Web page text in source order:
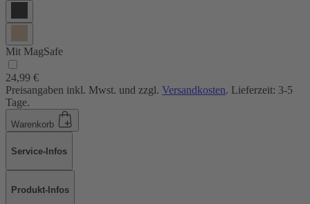
Mit MagSafe
24,99 €
Preisangaben inkl. Mwst. und zzgl. Versandkosten. Lieferzeit: 3-5
Tage.
Warenkorb
Service-Infos
Produkt-Infos